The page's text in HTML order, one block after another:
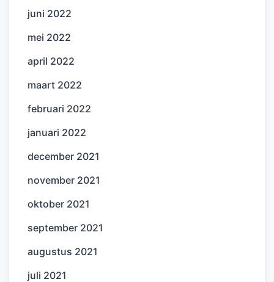
juni 2022
mei 2022
april 2022
maart 2022
februari 2022
januari 2022
december 2021
november 2021
oktober 2021
september 2021
augustus 2021
juli 2021